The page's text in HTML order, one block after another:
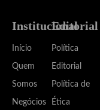
Institucional
Início
Quem
Somos
Negócios
Editorial
Política
Editorial
Política de
Ética